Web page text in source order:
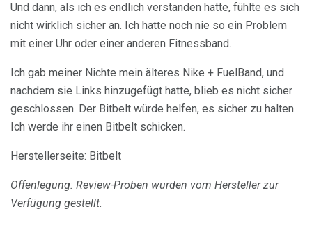
Und dann, als ich es endlich verstanden hatte, fühlte es sich
nicht wirklich sicher an. Ich hatte noch nie so ein Problem
mit einer Uhr oder einer anderen Fitnessband.
Ich gab meiner Nichte mein älteres Nike + FuelBand, und
nachdem sie Links hinzugefügt hatte, blieb es nicht sicher
geschlossen. Der Bitbelt würde helfen, es sicher zu halten.
Ich werde ihr einen Bitbelt schicken.
Herstellerseite: Bitbelt
Offenlegung: Review-Proben wurden vom Hersteller zur
Verfügung gestellt.